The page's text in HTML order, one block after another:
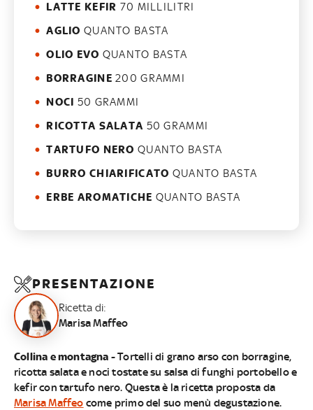
LATTE KEFIR 70 MILLILITRI
AGLIO QUANTO BASTA
OLIO EVO QUANTO BASTA
BORRAGINE 200 GRAMMI
NOCI 50 GRAMMI
RICOTTA SALATA 50 GRAMMI
TARTUFO NERO QUANTO BASTA
BURRO CHIARIFICATO QUANTO BASTA
ERBE AROMATICHE QUANTO BASTA
PRESENTAZIONE
Ricetta di:
Marisa Maffeo
Collina e montagna -Tortelli di grano arso con borragine,
ricotta salata e noci tostate su salsa di funghi portobello e
kefir con tartufo nero. Questa è la ricetta proposta da
Marisa Maffeo come primo del suo menù degustazione.